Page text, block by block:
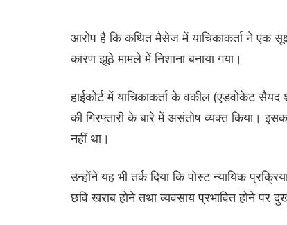
आरोप है कि कथित मैसेज में याचिकाकर्ता ने एक
कारण झूठे मामले में निशाना बनाया गया।
हाईकोर्ट में याचिकाकर्ता के वकील (एडवोकेट
की गिरफ्तारी के बारे में असंतोष व्यक्त किया।
नहीं था।
उन्होंने यह भी तर्क दिया कि पोस्ट न्यायिक
छवि खराब होने तथा व्यवसाय प्रभावित होने पर